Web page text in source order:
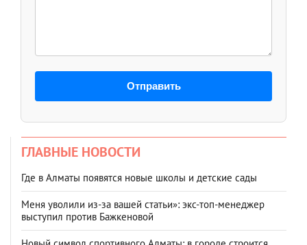
Отправить
ГЛАВНЫЕ НОВОСТИ
Где в Алматы появятся новые школы и детские сады
Меня уволили из-за вашей статьи»: экс-топ-менеджер
выступил против Бажкеновой